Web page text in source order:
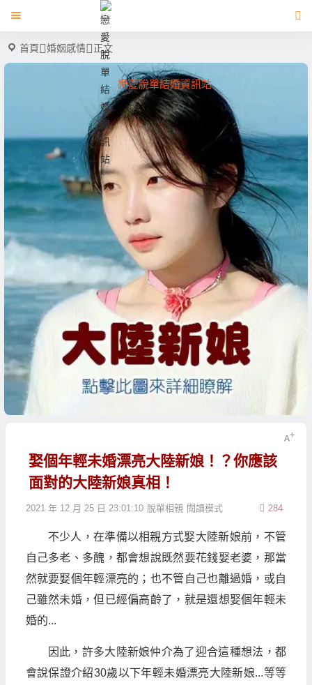
戀愛脫單結婚資訊站
首頁 婚姻感情 正文
娶個年輕未婚漂亮大陸新娘！？你應該
面對的大陸新娘真相！
2021 年 12 月 25 日 23:01:10 脫單相親 284
閱讀模式
不少人，在準備以相親方式娶大陸新娘前，不管
自己多老、多醜，都會想說既然要花錢娶老婆，那當
然就要娶個年輕漂亮的；也不管自己也離過婚，或自
己雖然未婚，但已經偏高齡了，就是還想娶個年輕未
婚的...
因此，許多大陸新娘仲介為了迎合這種想法，都
會說保證介紹30歲以下年輕未婚漂亮大陸新娘...等等